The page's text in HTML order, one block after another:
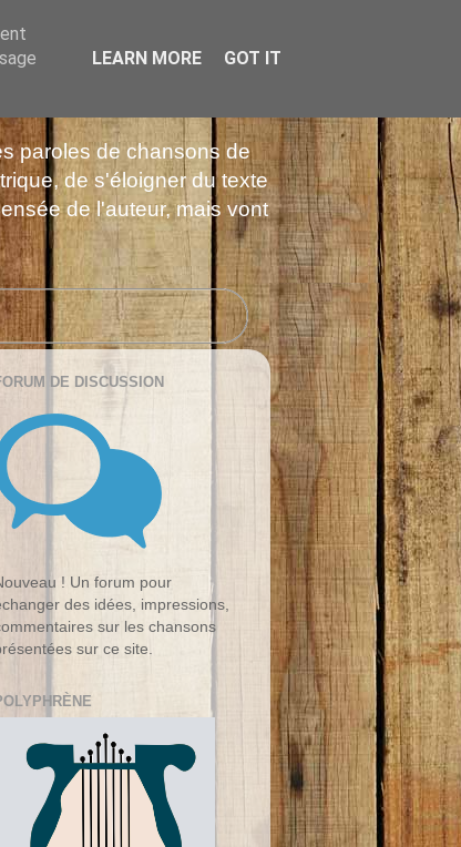
paroles de chansons de
de s'éloigner du texte
de l'auteur, mais vont
DE DISCUSSION
! Un forum pour
des idées, impressions,
sur les chansons
sur ce site.
LEARN MORE GOT IT